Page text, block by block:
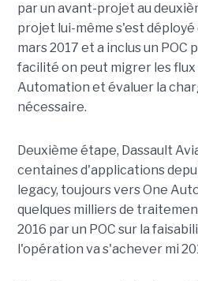
par un avant-projet au
projet lui-même s'est déployé
mars 2017 et a inclus un
facilité on peut migrer les
Automation et évaluer la
nécessaire.
Deuxième étape, Dassault
centaines d'applications
legacy, toujours vers One
quelques milliers de
2016 par un POC sur la
l'opération va s'achever mi